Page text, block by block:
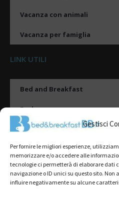
Gestisci
Per fornire le migliori esperienze,
memorizzare e/o accedere alle
tecnologie ci permetterà di elaborare dati
navigazione o ID unici su questo sito. Non
influire negativamente su alcune
Vacanza con animali
Vacanza per famiglia
LINK UTILI
Bed and Breakfast
Esplora
Tipologie di alloggio
Destinazioni
Il mio account